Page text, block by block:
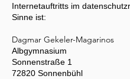
Internetauftritts im
Sinne ist:
Dagmar Gekeler-Magarinos
Albgymnasium
Sonnenstraße 1
72820 Sonnenbühl